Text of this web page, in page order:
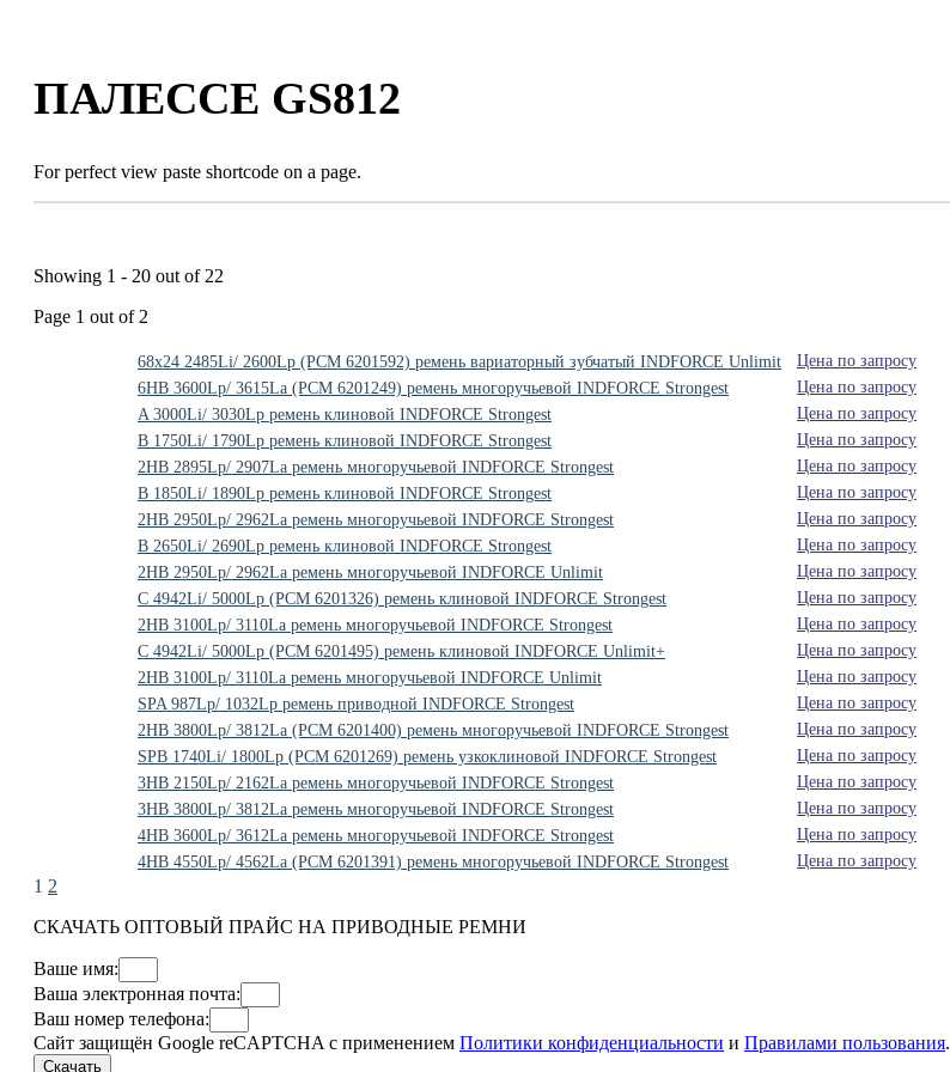
ПАЛЕССЕ GS812
For perfect view paste shortcode on a page.
Showing 1 - 20 out of 22
Page 1 out of 2
68x24 2485Li/ 2600Lp (PCM 6201592) ремень вариаторный зубчатый INDFORCE Unlimit
Цена по запросу
6HB 3600Lp/ 3615La (PCM 6201249) ремень многоручьевой INDFORCE Strongest
Цена по запросу
A 3000Li/ 3030Lp ремень клиновой INDFORCE Strongest
Цена по запросу
B 1750Li/ 1790Lp ремень клиновой INDFORCE Strongest
Цена по запросу
2HB 2895Lp/ 2907La ремень многоручьевой INDFORCE Strongest
Цена по запросу
B 1850Li/ 1890Lp ремень клиновой INDFORCE Strongest
Цена по запросу
2HB 2950Lp/ 2962La ремень многоручьевой INDFORCE Strongest
Цена по запросу
B 2650Li/ 2690Lp ремень клиновой INDFORCE Strongest
Цена по запросу
2HB 2950Lp/ 2962La ремень многоручьевой INDFORCE Unlimit
Цена по запросу
C 4942Li/ 5000Lp (РСМ 6201326) ремень клиновой INDFORCE Strongest
Цена по запросу
2HB 3100Lp/ 3110La ремень многоручьевой INDFORCE Strongest
Цена по запросу
C 4942Li/ 5000Lp (РСМ 6201495) ремень клиновой INDFORCE Unlimit+
Цена по запросу
2HB 3100Lp/ 3110La ремень многоручьевой INDFORCE Unlimit
Цена по запросу
SPA 987Lp/ 1032Lp ремень приводной INDFORCE Strongest
Цена по запросу
2HB 3800Lp/ 3812La (РСМ 6201400) ремень многоручьевой INDFORCE Strongest
Цена по запросу
SPB 1740Li/ 1800Lp (PCM 6201269) ремень узкоклиновой INDFORCE Strongest
Цена по запросу
3HB 2150Lp/ 2162La ремень многоручьевой INDFORCE Strongest
Цена по запросу
3HB 3800Lp/ 3812La ремень многоручьевой INDFORCE Strongest
Цена по запросу
4HB 3600Lp/ 3612La ремень многоручьевой INDFORCE Strongest
Цена по запросу
4HB 4550Lp/ 4562La (PCM 6201391) ремень многоручьевой INDFORCE Strongest
Цена по запросу
1 2
СКАЧАТЬ ОПТОВЫЙ ПРАЙС НА ПРИВОДНЫЕ РЕМНИ
Ваше имя:
Ваша электронная почта:
Ваш номер телефона:
Сайт защищён Google reCAPTCHA с применением Политики конфиденциальности и Правилами пользования.
Скачать